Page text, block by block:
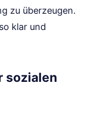
zu überzeugen.
klar und
sozialen